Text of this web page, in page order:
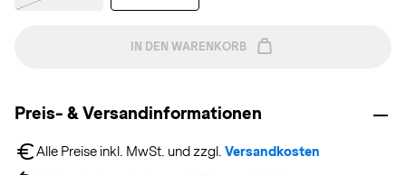
IN DEN WARENKORB
Preis- & Versandinformationen
Alle Preise inkl. MwSt. und zzgl. Versandkosten